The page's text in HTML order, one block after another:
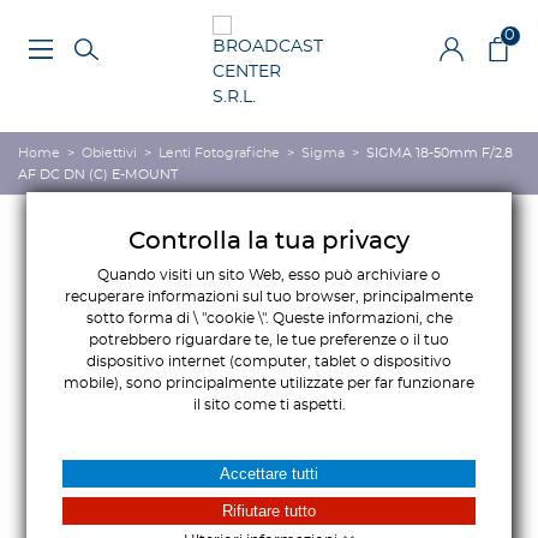
0
Home > Obiettivi > Lenti Fotografiche > Sigma > SIGMA 18-50mm F/2.8
AF DC DN (C) E-MOUNT
Controlla la tua privacy
Quando visiti un sito Web, esso può archiviare o
recuperare informazioni sul tuo browser, principalmente
sotto forma di \ "cookie \". Queste informazioni, che
potrebbero riguardare te, le tue preferenze o il tuo
dispositivo internet (computer, tablet o dispositivo
mobile), sono principalmente utilizzate per far funzionare
il sito come ti aspetti.
Accettare tutti
Rifiutare tutto